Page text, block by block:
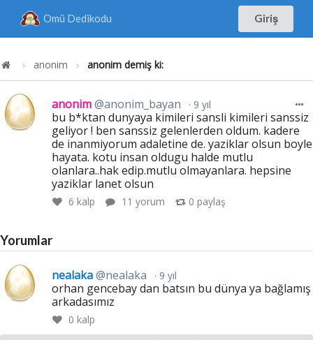
Omü Dedikodu Giriş
anonim anonim demiş ki:
anonim@anonim_bayan 9 yıl
bu b*ktan dunyaya kimileri sansli kimileri sanssiz
geliyor ! ben sanssiz gelenlerden oldum. kadere
de inanmiyorum adaletine de. yaziklar olsun boyle
hayata. kotu insan oldugu halde mutlu
olanlara..hak edip.mutlu olmayanlara. hepsine
yaziklar lanet olsun
6 kalp 11 yorum 0 paylaş
Yorumlar
nealaka@nealaka 9 yıl
orhan gencebay dan batsın bu dünya ya bağlamış
arkadasımız
0 kalp